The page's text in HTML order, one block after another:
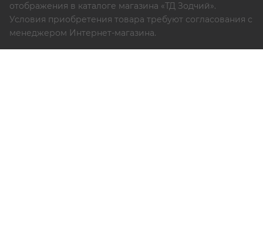
отображения в каталоге магазина «ТД Зодчий».
Условия приобретения товара требуют согласования с
менеджером Интернет-магазина.